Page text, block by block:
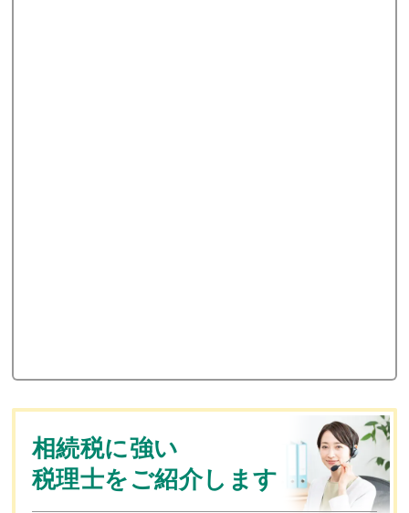
相続税に強い
税理士をご紹介します